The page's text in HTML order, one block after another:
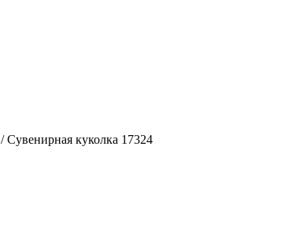
/ Сувенирная куколка 17324